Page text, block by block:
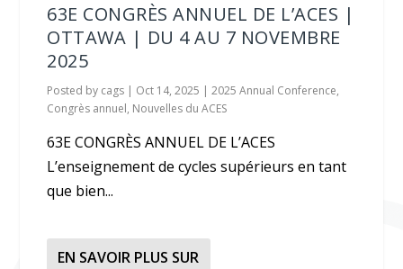
63E CONGRÈS ANNUEL DE L’ACES |
OTTAWA | DU 4 AU 7 NOVEMBRE
2025
Posted by cags | Oct 14, 2025 |2025 Annual Conference,
Congrès annuel, Nouvelles du ACES
63E CONGRÈS ANNUEL DE L’ACES
L’enseignement de cycles supérieurs en tant
que bien...
EN SAVOIR PLUS SUR